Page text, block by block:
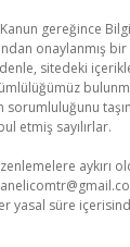
Kanun gereğince
onaylanmış
sitedeki
sorumluluğunu
etmiş sayılırlar.
aykırı
yasal süre